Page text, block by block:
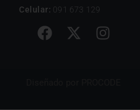
Celular: 091 673 129